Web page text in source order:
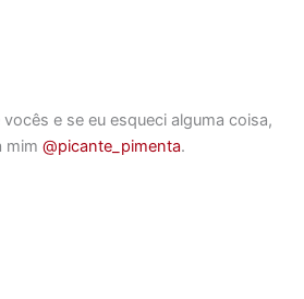
e se eu esqueci alguma coisa,
mim @picante_pimenta.